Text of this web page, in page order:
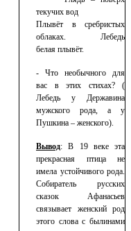
текучих вод
Плывёт в сребристых
облаках. Лебедь
белая плывёт.
- Что необычного для
вас в этих стихах? (
Лебедь у Державина
мужского рода, а у
Пушкина – женского).
Вывод: В 19 веке эта
прекрасная птица не
имела устойчивого рода.
Собиратель русских
сказок Афанасьев
связывает женский род
этого слова с былинами